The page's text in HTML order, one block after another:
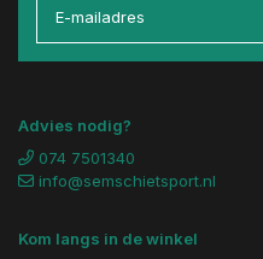
Advies nodig?
074 7501340
info@semschietsport.nl
Kom langs in de winkel